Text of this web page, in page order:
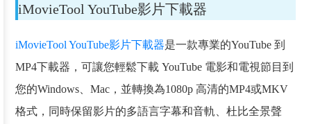
iMovieTool YouTube影片下載器
iMovieTool YouTube影片下載器是一款專業的YouTube 到
MP4下載器，可讓您輕鬆下載 YouTube 電影和電視節目到
您的Windows、Mac，並轉換為1080p 高清的MP4或MKV
格式，同時保留影片的多語言字幕和音軌、杜比全景聲